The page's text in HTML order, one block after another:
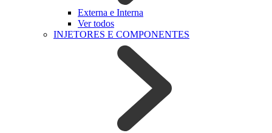
Externa e Interna
Ver todos
INJETORES E COMPONENTES